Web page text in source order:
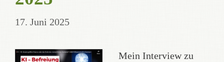
17. Juni 2025
Mein Interview zu